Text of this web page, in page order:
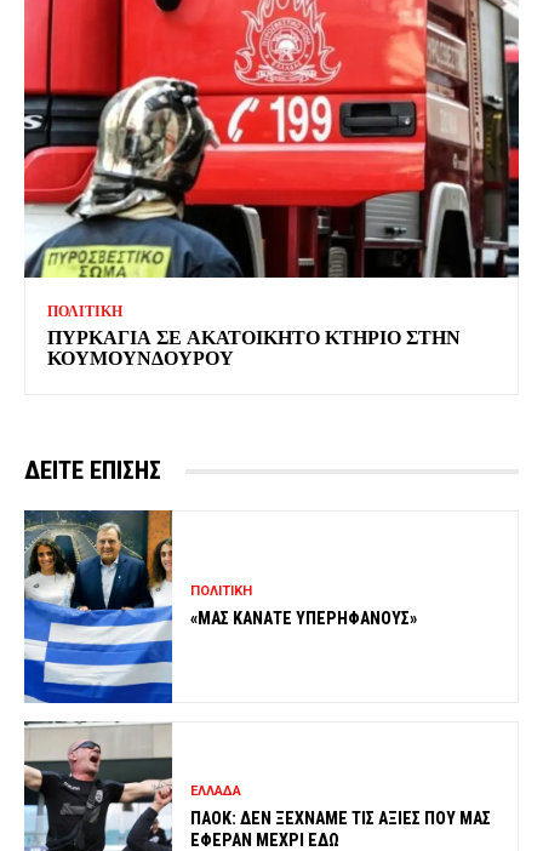
ΠΟΛΙΤΙΚΗ
ΠΥΡΚΑΓΙΑ ΣΕ ΑΚΑΤΟΙΚΗΤΟ ΚΤΗΡΙΟ ΣΤΗΝ
ΚΟΥΜΟΥΝΔΟΥΡΟΥ
ΔΕΙΤΕ ΕΠΙΣΗΣ
ΠΟΛΙΤΙΚΗ
«ΜΑΣ ΚΑΝΑΤΕ ΥΠΕΡΗΦΑΝΟΥΣ»
ΕΛΛΑΔΑ
ΠΑΟΚ: ΔΕΝ ΞΕΧΝΑΜΕ ΤΙΣ ΑΞΙΕΣ ΠΟΥ ΜΑΣ
ΕΦΕΡΑΝ ΜΕΧΡΙ ΕΔΩ